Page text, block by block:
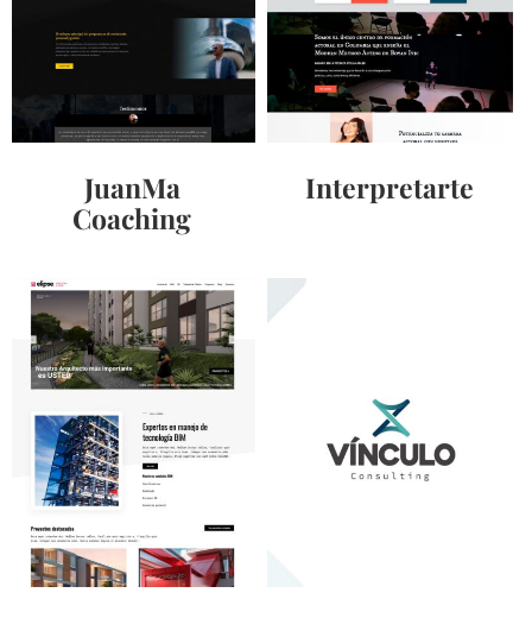
JuanMa
Coaching
Interpretarte
Vínculo
Consulting